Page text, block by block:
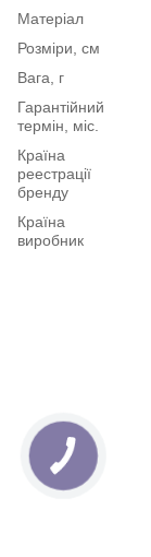
Матеріал
Розміри, см
Вага, г
Гарантійний
термін, міс.
Країна
реестрації
бренду
Країна
виробник